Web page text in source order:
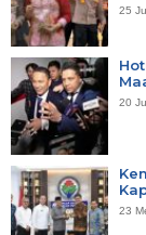
25
20
23